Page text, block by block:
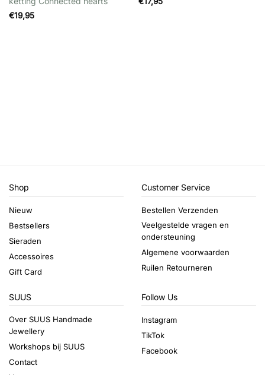
€19,95
Shop
Nieuw
Bestsellers
Sieraden
Accessoires
Gift Card
Customer Service
Bestellen Verzenden
Veelgestelde vragen en
ondersteuning
Algemene voorwaarden
Ruilen Retourneren
SUUS
Over SUUS Handmade
Jewellery
Workshops bij SUUS
Contact
Follow Us
Instagram
TikTok
Facebook